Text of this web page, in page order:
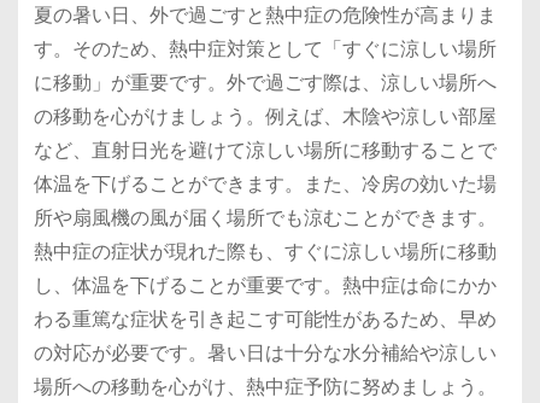
夏の暑い日、外で過ごすと熱中症の危険性が高まりま
す。そのため、熱中症対策として「すぐに涼しい場所
に移動」が重要です。外で過ごす際は、涼しい場所へ
の移動を心がけましょう。例えば、木陰や涼しい部屋
など、直射日光を避けて涼しい場所に移動することで
体温を下げることができます。また、冷房の効いた場
所や扇風機の風が届く場所でも涼むことができます。
熱中症の症状が現れた際も、すぐに涼しい場所に移動
し、体温を下げることが重要です。熱中症は命にかか
わる重篤な症状を引き起こす可能性があるため、早め
の対応が必要です。暑い日は十分な水分補給や涼しい
場所への移動を心がけ、熱中症予防に努めましょう。